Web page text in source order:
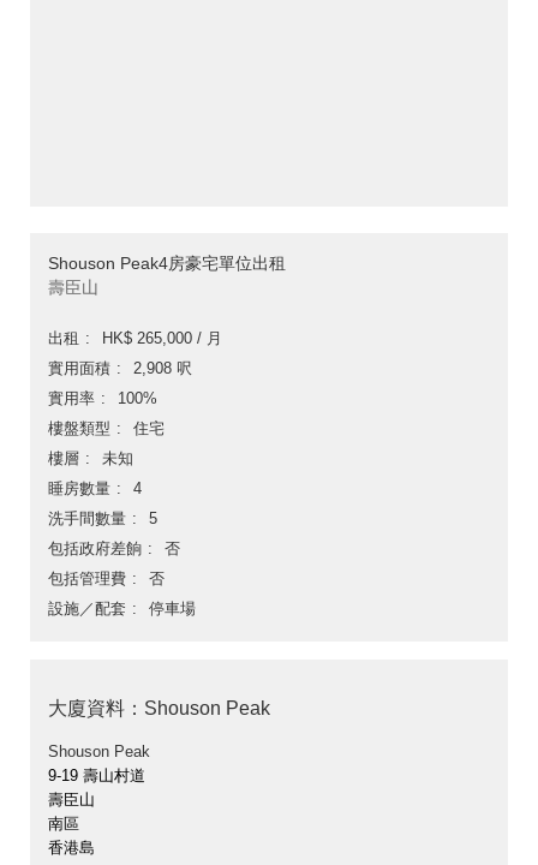
Shouson Peak4房豪宅單位出租
壽臣山
出租
HK$ 265,000 / 月
實用面積
2,908 呎
實用率
100%
樓盤類型
住宅
樓層
未知
睡房數量
4
洗手間數量
5
包括政府差餉
否
包括管理費
否
設施／配套
停車場
大廈資料：Shouson Peak
Shouson Peak
9-19 壽山村道
壽臣山
南區
香港島